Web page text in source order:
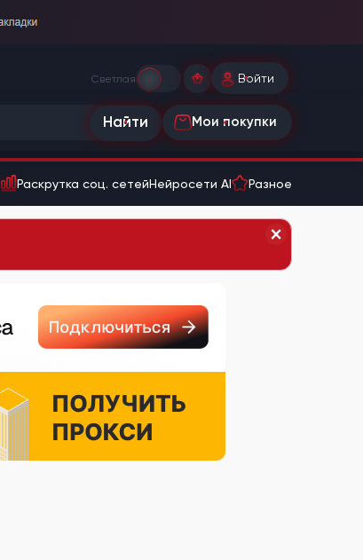
Светлая Войти
Найти Мои покупки
Раскрутка соц. сетейНейросети AI Разное